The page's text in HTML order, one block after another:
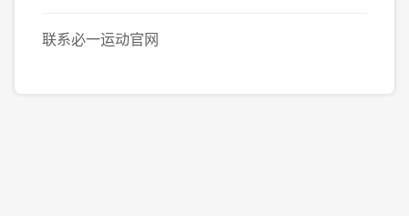
联系必一运动官网